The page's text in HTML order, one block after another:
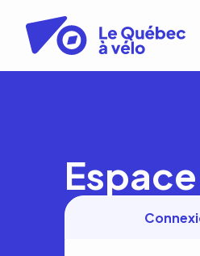
contenu
principal